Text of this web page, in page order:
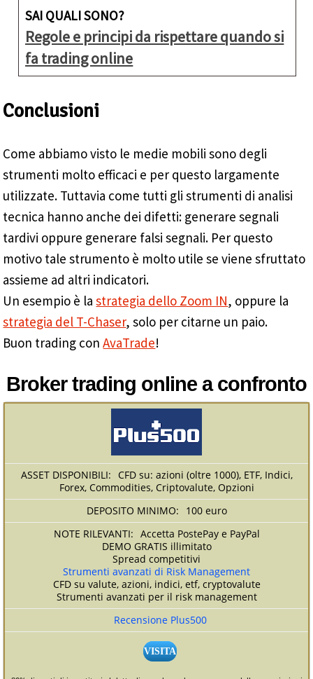
SAI QUALI SONO?
Regole e principi da rispettare quando si
fa trading online
Conclusioni
Come abbiamo visto le medie mobili sono degli
strumenti molto efficaci e per questo largamente
utilizzate. Tuttavia come tutti gli strumenti di analisi
tecnica hanno anche dei difetti: generare segnali
tardivi oppure generare falsi segnali. Per questo
motivo tale strumento è molto utile se viene sfruttato
assieme ad altri indicatori.
Un esempio è lastrategia dello Zoom IN, oppure la
strategia del T-Chaser, solo per citarne un paio.
Buon trading conAvaTrade!
Broker trading online a confronto
CFD su: azioni (oltre 1000), ETF, Indici,
Forex, Commodities, Criptovalute, Opzioni
100 euro
Accetta PostePay e PayPal
DEMO GRATIS illimitato
Spread competitivi
Strumenti avanzati di Risk Management
CFD su valute, azioni, indici, etf, cryptovalute
Strumenti avanzati per il risk management
Recensione Plus500
VISITA